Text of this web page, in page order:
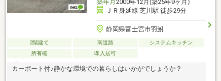
築年月 2000年12月(築25年9ヶ月)
ＪＲ身延線 芝川駅 徒歩29分
静岡県富士宮市羽鮒
2階建て 南道路
システムキッチン
所有権
即入居可
カーポート付♪静かな環境での暮らしはいかがでしょうか？